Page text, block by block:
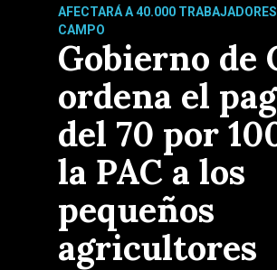
AFECTARÁ A 40.000
CAMPO
Gobierno de
ordena el
del 70 por
la PAC a los
pequeños
agricultores